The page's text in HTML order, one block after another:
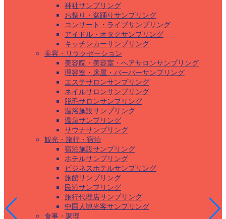
神社サンプリング
お祭り・盆踊りサンプリング
コンサート・ライブサンプリング
アイドル・オタクサンプリング
キッチンカーサンプリング
美容・リラクゼーション
美容院・美容室・ヘアサロンサンプリング
理容室・床屋・バーバーサンプリング
エステサロンサンプリング
ネイルサロンサンプリング
脱毛サロンサンプリング
温浴施設サンプリング
温泉サンプリング
サウナサンプリング
観光・旅行・宿泊
宿泊施設サンプリング
ホテルサンプリング
ビジネスホテルサンプリング
旅館サンプリング
民泊サンプリング
旅行代理店サンプリング
中国人観光客サンプリング
食事・調理